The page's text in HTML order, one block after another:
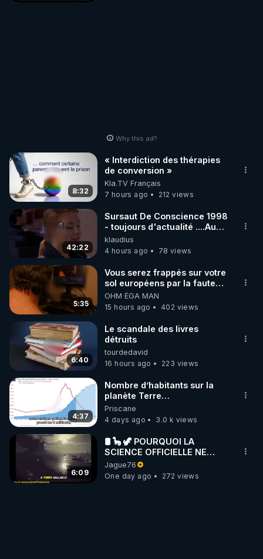
Why this ad?
8:32
« Interdiction des thérapies
de conversion »
Kla.TV Français
7 hours ago
212 views
42:22
Sursaut De Conscience 1998
- toujours d'actualité ....Au
Dela Du Réel
klaudius
4 hours ago
78 views
5:35
Vous serez frappés sur votre
sol européens par la faute
des dirigeants qui s'en
mettent dans le nez
OHM ÉGA MAN
15 hours ago
402 views
6:40
Le scandale des livres
détruits
tourdedavid
16 hours ago
223 views
4:37
Nombre d’habitants sur la
planète Terre…
Priscane
4 days ago
3.0 k views
6:09
🛢 🦕 🦖 POURQUOI LA
SCIENCE OFFICIELLE NE
CONNAÎT-ELLE PAS LA VRAIE
ORIGINE DU PÉTROLE ?
Jague76
One day ago
272 views